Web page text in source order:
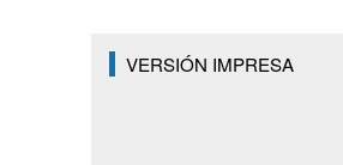
VERSIÓN IMPRESA